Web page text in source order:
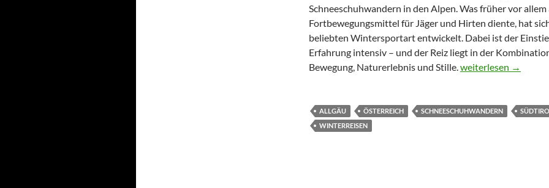
Schneeschuhwandern in den Alpen. Was früher vor allem
Fortbewegungsmittel für Jäger und Hirten diente, hat
beliebten Wintersportart entwickelt. Dabei ist der
Erfahrung intensiv – und der Reiz liegt in der
Bewegung, Naturerlebnis und Stille.weiterlesen →
ALLGÄU ÖSTERREICH SCHNEESCHUHWANDERN
WINTERREISEN